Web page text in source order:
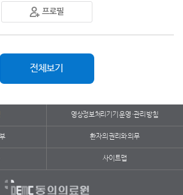
프로필
전체보기
영상정보처리기기 운영·관리 방침
환자의 권리와 의무
사이트맵